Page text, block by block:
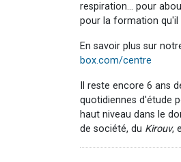
respiration... pour
pour la formation qu'il
En savoir plus sur
box.com/centre
Il reste encore 6 ans
quotidiennes d'étude
haut niveau dans le
de société, du Kirouv,